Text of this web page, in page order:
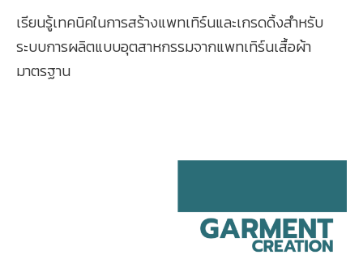
เรียนรู้เทคนิคในการสร้างแพทเทิร์นและเกรดดิ้งสำหรับ
ระบบการผลิตแบบอุตสาหกรรมจากแพทเทิร์นเสื้อผ้า
มาตรฐาน